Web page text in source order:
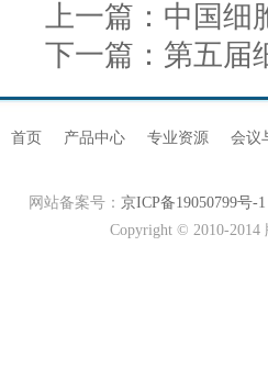
上一篇： 中国细
下一篇： 第五届
首页 产品中心 专业资源 会议
网站备案号： 京ICP备19050799号-1
Copyright © 2010-